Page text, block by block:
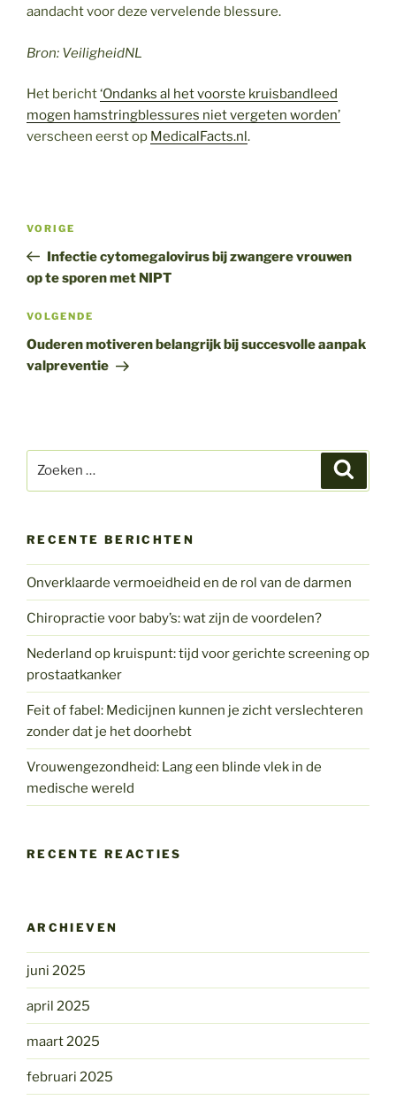
aandacht voor deze vervelende blessure.
Bron: VeiligheidNL
Het bericht‘Ondanks al het voorste kruisbandleed
mogen hamstringblessures niet vergeten worden’
verscheen eerst op MedicalFacts.nl.
Vorig
bericht
VORIGE
Infectie cytomegalovirus bij zwangere vrouwen
op te sporen met NIPT
Volgend
bericht
VOLGENDE
Ouderen motiveren belangrijk bij succesvolle aanpak
valpreventie
naar:
RECENTE BERICHTEN
Onverklaarde vermoeidheid en de rol van de darmen
Chiropractie voor baby’s: wat zijn de voordelen?
Nederland op kruispunt: tijd voor gerichte screening op
prostaatkanker
Feit of fabel: Medicijnen kunnen je zicht verslechteren
zonder dat je het doorhebt
Vrouwengezondheid: Lang een blinde vlek in de
medische wereld
RECENTE REACTIES
ARCHIEVEN
juni 2025
april 2025
maart 2025
februari 2025